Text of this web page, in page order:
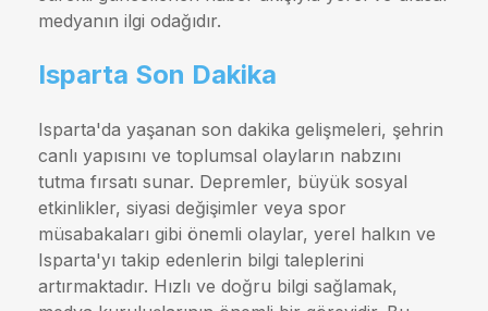
medyanın ilgi odağıdır.
Isparta Son Dakika
Isparta'da yaşanan son dakika gelişmeleri, şehrin
canlı yapısını ve toplumsal olayların nabzını
tutma fırsatı sunar. Depremler, büyük sosyal
etkinlikler, siyasi değişimler veya spor
müsabakaları gibi önemli olaylar, yerel halkın ve
Isparta'yı takip edenlerin bilgi taleplerini
artırmaktadır. Hızlı ve doğru bilgi sağlamak,